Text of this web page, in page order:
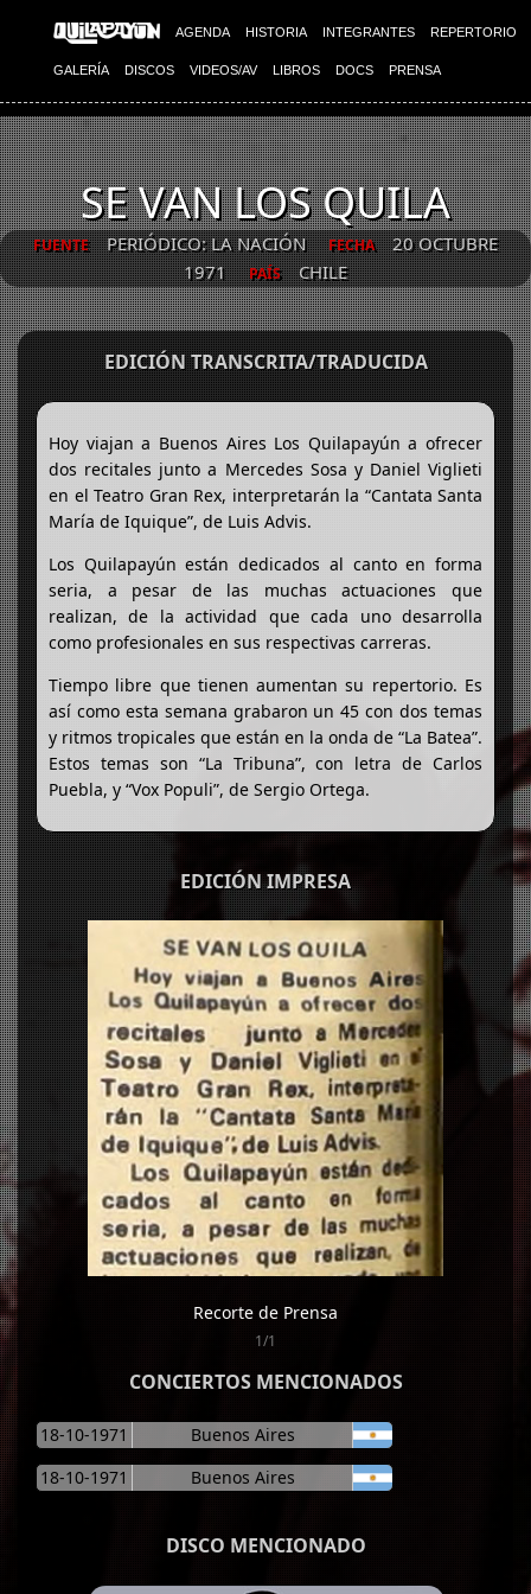
AGENDA HISTORIA INTEGRANTES REPERTORIO
GALERÍA DISCOS VIDEOS/AV LIBROS DOCS PRENSA
SE VAN LOS QUILA
FUENTE PERIÓDICO: LA NACIÓN FECHA
20 OCTUBRE
1971
PAÍS CHILE
EDICIÓN TRANSCRITA/TRADUCIDA
Hoy viajan a Buenos Aires Los Quilapayún a ofrecer
dos recitales junto a Mercedes Sosa y Daniel Viglieti
en el Teatro Gran Rex, interpretarán la “Cantata Santa
María de Iquique”, de Luis Advis.
Los Quilapayún están dedicados al canto en forma
seria, a pesar de las muchas actuaciones que
realizan, de la actividad que cada uno desarrolla
como profesionales en sus respectivas carreras.
Tiempo libre que tienen aumentan su repertorio. Es
así como esta semana grabaron un 45 con dos temas
y ritmos tropicales que están en la onda de “La Batea”.
Estos temas son “La Tribuna”, con letra de Carlos
Puebla, y “Vox Populi”, de Sergio Ortega.
EDICIÓN IMPRESA
Recorte de Prensa
1/1
CONCIERTOS MENCIONADOS
18-10-1971
Buenos Aires
18-10-1971
Buenos Aires
DISCO MENCIONADO